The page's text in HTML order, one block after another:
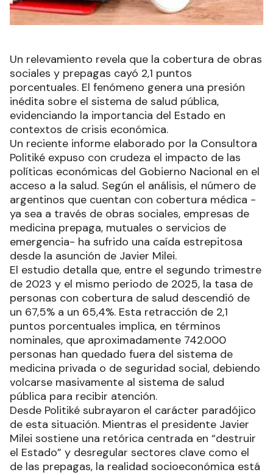
Un relevamiento revela que la cobertura de obras
sociales y prepagas cayó 2,1 puntos
porcentuales. El fenómeno genera una presión
inédita sobre el sistema de salud pública,
evidenciando la importancia del Estado en
contextos de crisis económica.
Un reciente informe elaborado por la Consultora
Politiké expuso con crudeza el impacto de las
políticas económicas del Gobierno Nacional en el
acceso a la salud. Según el análisis, el número de
argentinos que cuentan con cobertura médica -
ya sea a través de obras sociales, empresas de
medicina prepaga, mutuales o servicios de
emergencia- ha sufrido una caída estrepitosa
desde la asunción de Javier Milei.
El estudio detalla que, entre el segundo trimestre
de 2023 y el mismo periodo de 2025, la tasa de
personas con cobertura de salud descendió de
un 67,5% a un 65,4%. Esta retracción de 2,1
puntos porcentuales implica, en términos
nominales, que aproximadamente 742.000
personas han quedado fuera del sistema de
medicina privada o de seguridad social, debiendo
volcarse masivamente al sistema de salud
pública para recibir atención.
Desde Politiké subrayaron el carácter paradójico
de esta situación. Mientras el presidente Javier
Milei sostiene una retórica centrada en “destruir
el Estado” y desregular sectores clave como el
de las prepagas, la realidad socioeconómica está